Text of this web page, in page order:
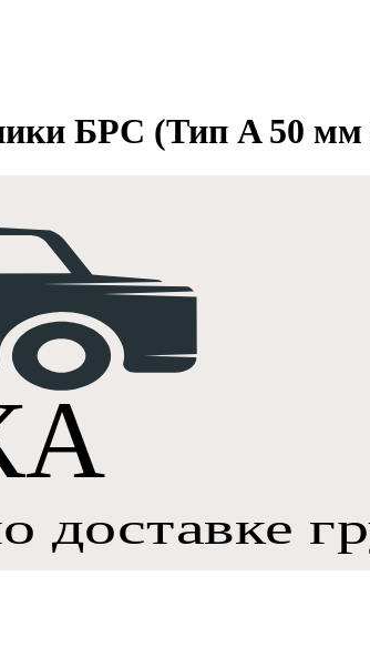
БРС (Тип A 50